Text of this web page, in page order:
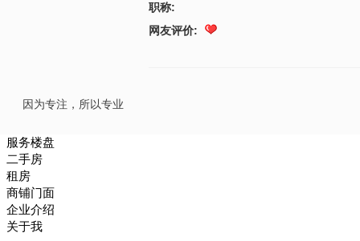
职称:
网友评价:
因为专注，所以专业
服务楼盘
二手房
租房
商铺门面
企业介绍
关于我